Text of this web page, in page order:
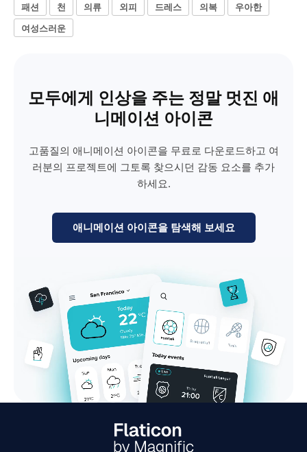
패션 천 의류 외피 드레스 의복
우아한
여성스러운
모두에게 인상을 주는 정말 멋진 애
니메이션 아이콘
고품질의 애니메이션 아이콘을 무료로 다운로드하고 여
러분의 프로젝트에 그토록 찾으시던 감동 요소를 추가
하세요.
애니메이션 아이콘을 탐색해 보세요